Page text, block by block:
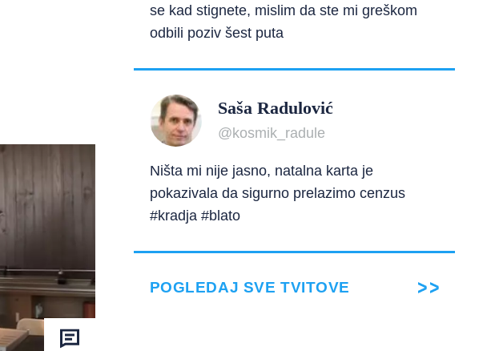
se kad stignete, mislim da ste mi greškom
odbili poziv šest puta
Saša Radulović
@kosmik_radule
Ništa mi nije jasno, natalna karta je
pokazivala da sigurno prelazimo cenzus
#kradja #blato
POGLEDAJ SVE TVITOVE